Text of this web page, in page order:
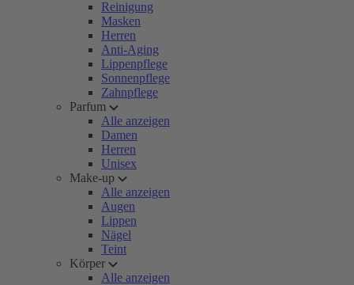
Reinigung
Masken
Herren
Anti-Aging
Lippenpflege
Sonnenpflege
Zahnpflege
Parfum
Alle anzeigen
Damen
Herren
Unisex
Make-up
Alle anzeigen
Augen
Lippen
Nägel
Teint
Körper
Alle anzeigen